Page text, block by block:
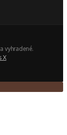
vyhradené.
X